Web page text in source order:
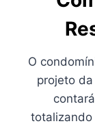
O
projeto